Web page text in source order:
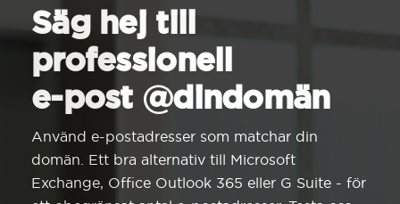
Säg hej till
professionell
e-post @dindomän
Använd e-postadresser som matchar din
domän. Ett bra alternativ till Microsoft
Exchange, Office Outlook 365 eller G Suite - för